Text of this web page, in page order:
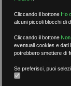
Cliccando il bottone Ho
alcuni piccoli blocchi di
Cliccando il bottone
eventuali cookies e dati
potrebbero smettere di
Se preferisci, puoi